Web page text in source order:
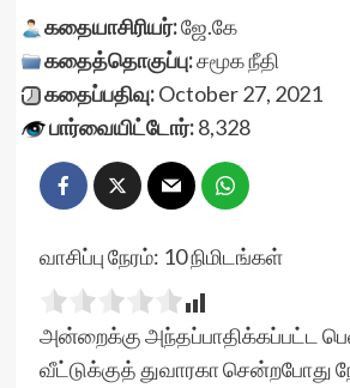
கதையாசிரியர்:ஜே.கே
கதைத்தொகுப்பு:சமூக நீதி
கதைப்பதிவு:October 27, 2021
பார்வையிட்டோர்:8,328
வாசிப்பு நேரம்: 10நிமிடங்கள்
அன்றைக்கு அந்தப்பாதிக்கப்பட்ட
வீட்டுக்குத் துவாரகா சென்றபோது